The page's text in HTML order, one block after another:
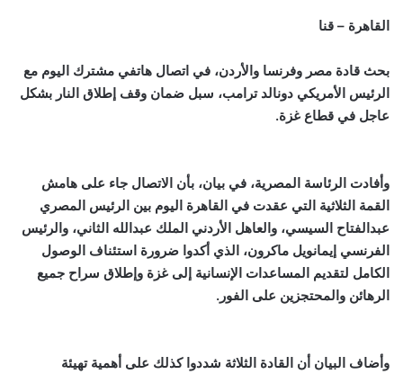
القاهرة – قنا
بحث قادة مصر وفرنسا والأردن، في اتصال هاتفي مشترك اليوم مع
الرئيس الأمريكي دونالد ترامب، سبل ضمان وقف إطلاق النار بشكل
عاجل في قطاع غزة.
وأفادت الرئاسة المصرية، في بيان، بأن الاتصال جاء على هامش
القمة الثلاثية التي عقدت في القاهرة اليوم بين الرئيس المصري
عبدالفتاح السيسي، والعاهل الأردني الملك عبدالله الثاني، والرئيس
الفرنسي إيمانويل ماكرون، الذي أكدوا ضرورة استئناف الوصول
الكامل لتقديم المساعدات الإنسانية إلى غزة وإطلاق سراح جميع
الرهائن والمحتجزين على الفور.
وأضاف البيان أن القادة الثلاثة شددوا كذلك على أهمية تهيئة